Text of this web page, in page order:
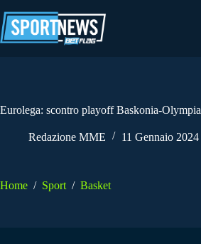
al
contenuto
Eurolega: scontro playoff Baskonia-
Redazione MME 11 Gennaio 2024
Home / Sport / Basket